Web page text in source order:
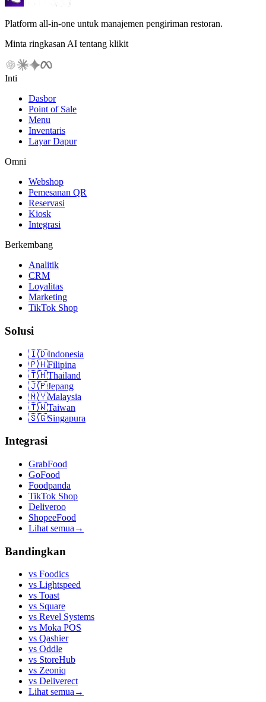
Platform all-in-one untuk manajemen pengiriman restoran.
Minta ringkasan AI tentang klikit
Inti
Dasbor
Point of Sale
Menu
Inventaris
Layar Dapur
Omni
Webshop
Pemesanan QR
Reservasi
Kiosk
Integrasi
Berkembang
Analitik
CRM
Loyalitas
Marketing
TikTok Shop
Solusi
🇮🇩Indonesia
🇵🇭Filipina
🇹🇭Thailand
🇯🇵Jepang
🇲🇾Malaysia
🇹🇼Taiwan
🇸🇬Singapura
Integrasi
GrabFood
GoFood
Foodpanda
TikTok Shop
Deliveroo
ShopeeFood
Lihat semua →
Bandingkan
vs Foodics
vs Lightspeed
vs Toast
vs Square
vs Revel Systems
vs Moka POS
vs Qashier
vs Oddle
vs StoreHub
vs Zeoniq
vs Deliverect
Lihat semua →